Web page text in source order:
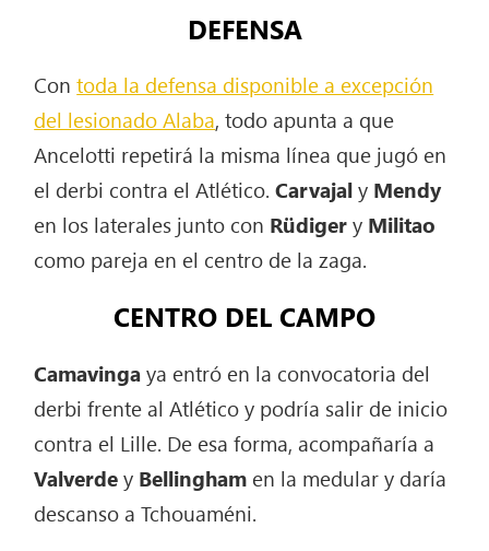
DEFENSA
Contoda la defensa disponible a excepción
del lesionado Alaba, todo apunta a que
Ancelotti repetirá la misma línea que jugó en
el derbi contra el Atlético.Carvajaly Mendy
en los laterales junto con Rüdigery Militao
como pareja en el centro de la zaga.
CENTRO DEL CAMPO
Camavingaya entró en la convocatoria del
derbi frente al Atlético y podría salir de inicio
contra el Lille. De esa forma, acompañaría a
Valverdey Bellingham en la medular y daría
descanso a Tchouaméni.